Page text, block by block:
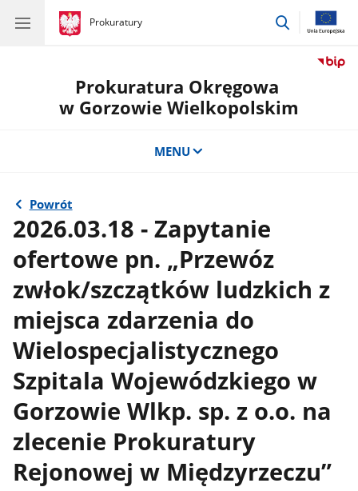
gov.pl
Prokuratury
gov.pl
Prokuratury
przejdź
Prokuratura Okręgowa
w Gorzowie Wielkopolskim
MENU
Powrót
2026.03.18 - Zapytanie
ofertowe pn. „Przewóz
zwłok/szczątków ludzkich z
miejsca zdarzenia do
Wielospecjalistycznego
Szpitala Wojewódzkiego w
Gorzowie Wlkp. sp. z o.o. na
zlecenie Prokuratury
Rejonowej w Międzyrzeczu”